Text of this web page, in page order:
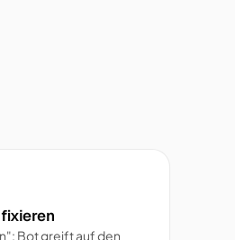
Bot greift auf den